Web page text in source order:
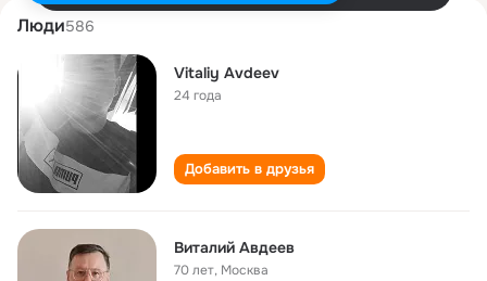
Люди586
Vitaliy Avdeev
24 года
Добавить в друзья
Виталий Авдеев
70 лет, Москва